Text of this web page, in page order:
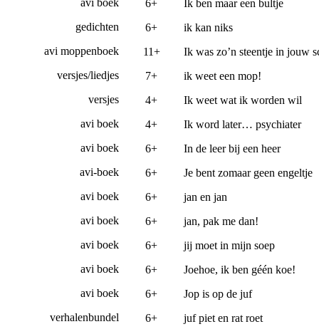
gedichten
avi moppenboek
versjes/liedjes
versjes
avi boek
avi boek
avi-boek
avi boek
avi boek
avi boek
avi boek
avi boek
verhalenbundel
6+
6+
11+
7+
4+
4+
6+
6+
6+
6+
6+
6+
6+
6+
Ik ben maar een bultje
ik kan niks
Ik was zo’n steentje in jouw
ik weet een mop!
Ik weet wat ik worden wil
Ik word later… psychiater
In de leer bij een heer
Je bent zomaar geen engeltje
jan en jan
jan, pak me dan!
jij moet in mijn soep
Joehoe, ik ben géén koe!
Jop is op de juf
juf piet en rat roet